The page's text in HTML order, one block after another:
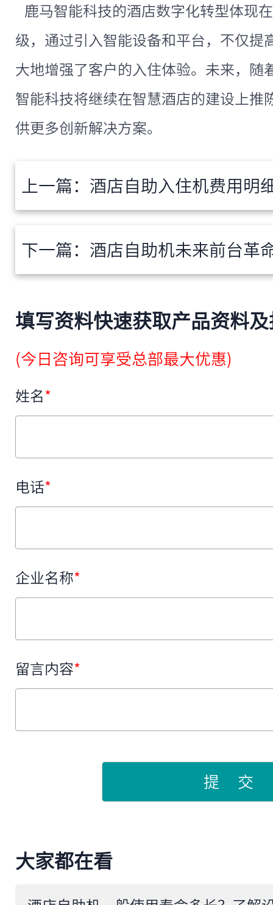
鹿马智能科技的酒店数字化转型体现
级，通过引入智能设备和平台，不仅提
大地增强了客户的入住体验。未来，随
智能科技将继续在智慧酒店的建设上推
供更多创新解决方案。
上一篇： 酒店自助入住机费用明
下一篇： 酒店自助机未来前台革命
填写资料快速获取产品资料
(今日咨询可享受总部最大优惠)
姓名*
电话*
企业名称*
留言内容*
提 交
大家都在看